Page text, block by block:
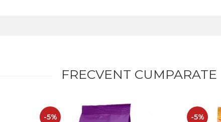
corectă, producătorul recomandă folosirea a 6-12
cazul nostru laptele praf Bebida Blanca Rica este ambalat
FRECVENT
-5% -5%